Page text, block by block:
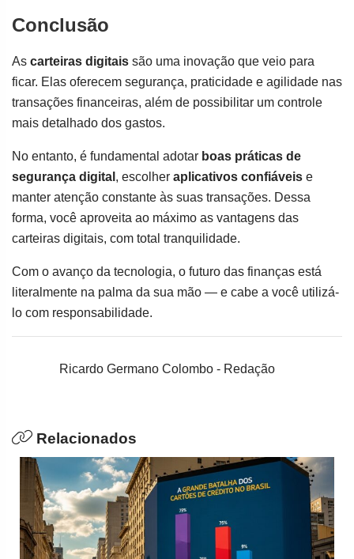
Conclusão
As carteiras digitais são uma inovação que veio para
ficar. Elas oferecem segurança, praticidade e agilidade nas
transações financeiras, além de possibilitar um controle
mais detalhado dos gastos.
No entanto, é fundamental adotar boas práticas de
segurança digital , escolher aplicativos confiáveis e
manter atenção constante às suas transações. Dessa
forma, você aproveita ao máximo as vantagens das
carteiras digitais, com total tranquilidade.
Com o avanço da tecnologia, o futuro das finanças está
literalmente na palma da sua mão — e cabe a você utilizá-
lo com responsabilidade.
Ricardo Germano Colombo - Redação
Relacionados